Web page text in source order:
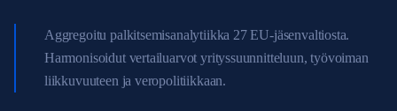
Aggregoitu palkitsemisanalytiikka 27 EU-jäsenvaltiosta.
Harmonisoidut vertailuarvot yrityssuunnitteluun, työvoiman
liikkuvuuteen ja veropolitiikkaan.